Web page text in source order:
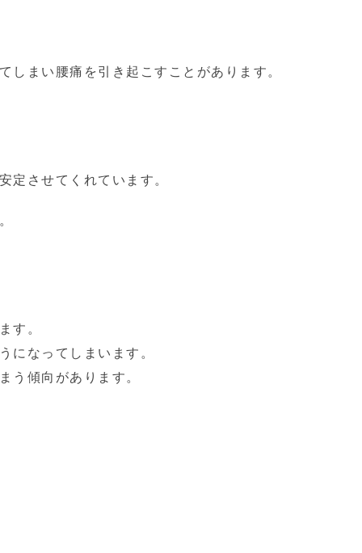
まい腰痛を引き起こすことがあります。
定させてくれています。
す。
になってしまいます。
う傾向があります。